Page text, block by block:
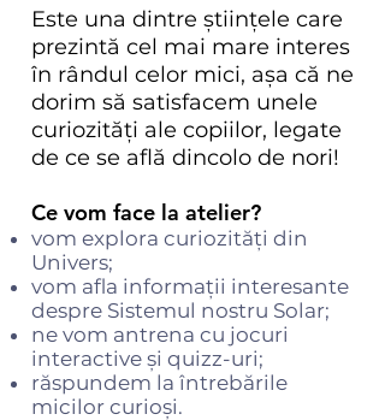
Este una dintre științele care
prezintă cel mai mare interes
în rândul celor mici, așa că ne
dorim să satisfacem unele
curiozități ale copiilor, legate
de ce se află dincolo de nori!
Ce vom face la atelier?
vom explora curiozități din
Univers;
vom afla informații interesante
despre Sistemul nostru Solar;
ne vom antrena cu jocuri
interactive și quizz-uri;
răspundem la întrebările
micilor curioși.